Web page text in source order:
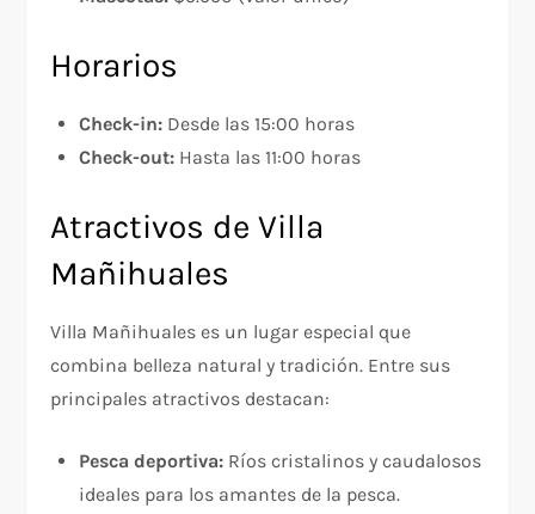
Horarios
Check-in: Desde las 15:00 horas
Check-out: Hasta las 11:00 horas
Atractivos de Villa
Mañihuales
Villa Mañihuales es un lugar especial que
combina belleza natural y tradición. Entre sus
principales atractivos destacan:
Pesca deportiva: Ríos cristalinos y caudalosos
ideales para los amantes de la pesca.